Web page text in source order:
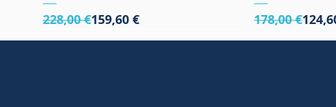
Κανονική τιμή
228,00 €
Τιμή Έκπτωσης
159,60 € Κανονική
178,00 €
Τιμή